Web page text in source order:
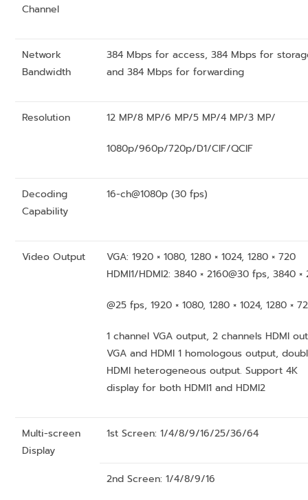
Channel
Network
Bandwidth
384 Mbps for access, 384 Mbps for
and 384 Mbps for forwarding
Resolution 12 MP/8 MP/6 MP/5 MP/4 MP/3 MP/
1080p/960p/720p/D1/CIF/QCIF
Decoding
Capability
16-ch@1080p (30 fps)
Video Output
VGA: 1920 × 1080, 1280 × 1024, 1280 × 720
HDMI1/HDMI2: 3840 × 2160@30 fps, 3840 ×
@25 fps, 1920 × 1080, 1280 × 1024, 1280 ×
1 channel VGA output, 2 channels HDMI
VGA and HDMI 1 homologous output,
HDMI heterogeneous output. Support 4K
display for both HDMI1 and HDMI2
Multi-screen
Display
1st Screen: 1/4/8/9/16/25/36/64
2nd Screen: 1/4/8/9/16